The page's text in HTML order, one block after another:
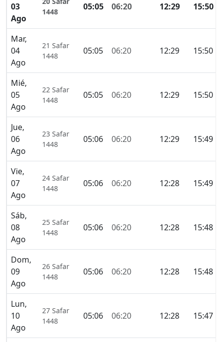
03
Ago
1448
05:05 06:20 12:29 15:50
Mar,
04
Ago
21 Safar
1448
05:05 06:20 12:29 15:50
Mié,
05
Ago
22 Safar
1448
05:05 06:20 12:29 15:50
Jue,
06
Ago
23 Safar
1448
05:06 06:20 12:29 15:49
Vie,
07
Ago
24 Safar
1448
05:06 06:20 12:28 15:49
Sáb,
08
Ago
25 Safar
1448
05:06 06:20 12:28 15:48
Dom,
09
Ago
26 Safar
1448
05:06 06:20 12:28 15:48
Lun,
10
Ago
27 Safar
1448
05:06 06:20 12:28 15:47